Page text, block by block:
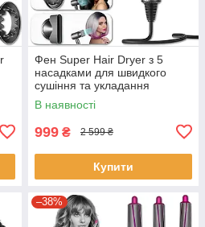
Фен Super Hair Dryer з 5
насадками для швидкого
сушіння та укладання
волосся LY-94
В наявності
999 ₴ 2 599 ₴
Купити
–38%